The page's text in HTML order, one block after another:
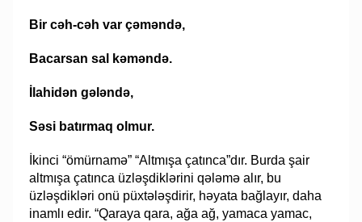
Bir cəh-cəh var çəməndə,
Bacarsan sal kəməndə.
İlahidən gələndə,
Səsi batırmaq olmur.
İkinci “ömürnamə” “Altmışa çatınca”dır. Burda şair
altmışa çatınca üzləşdiklərini qələmə alır, bu
üzləşdikləri onü püxtələşdirir, həyata bağlayır, daha
inamlı edir. “Qaraya qara, ağa ağ, yamaca yamac,